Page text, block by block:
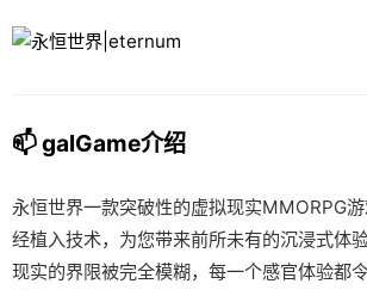
📫 galGame介绍
永恒世界一款突破性的虚拟现实MMORPG
经植入技术，为您带来前所未有的沉浸式体
现实的界限被完全模糊，每一个感官体验都